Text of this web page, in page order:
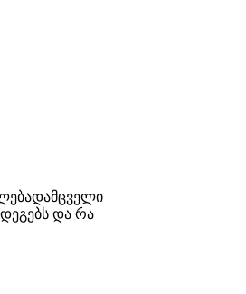
და რა